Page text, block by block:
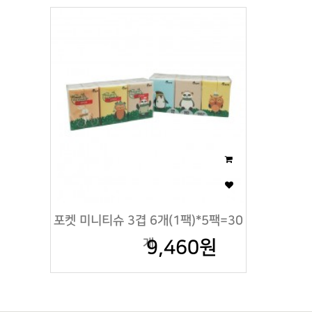
포켓 미니티슈 3겹 6개(1팩)*5팩=30
개
9,460원